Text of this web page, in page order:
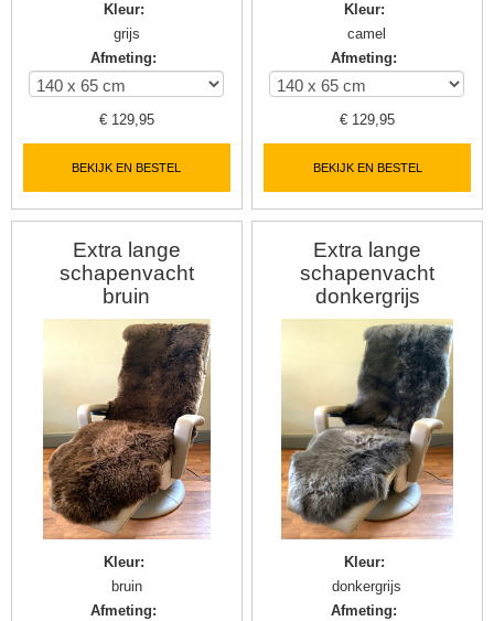
Kleur:
grijs
Afmeting:
€ 129,95
BEKIJK EN BESTEL
Kleur:
camel
Afmeting:
€ 129,95
BEKIJK EN BESTEL
Extra lange
schapenvacht
bruin
Kleur:
bruin
Afmeting:
Extra lange
schapenvacht
donkergrijs
Kleur:
donkergrijs
Afmeting: